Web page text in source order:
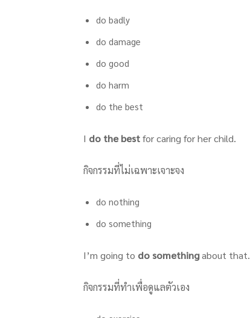
do badly
do damage
do good
do harm
do the best
I do the bestfor caring for her child.
กิจกรรมที่ไม่เฉพาะเจาะจง
do nothing
do something
I’m going to do somethingabout that.
กิจกรรมที่ทำเพื่อดูแลตัวเอง